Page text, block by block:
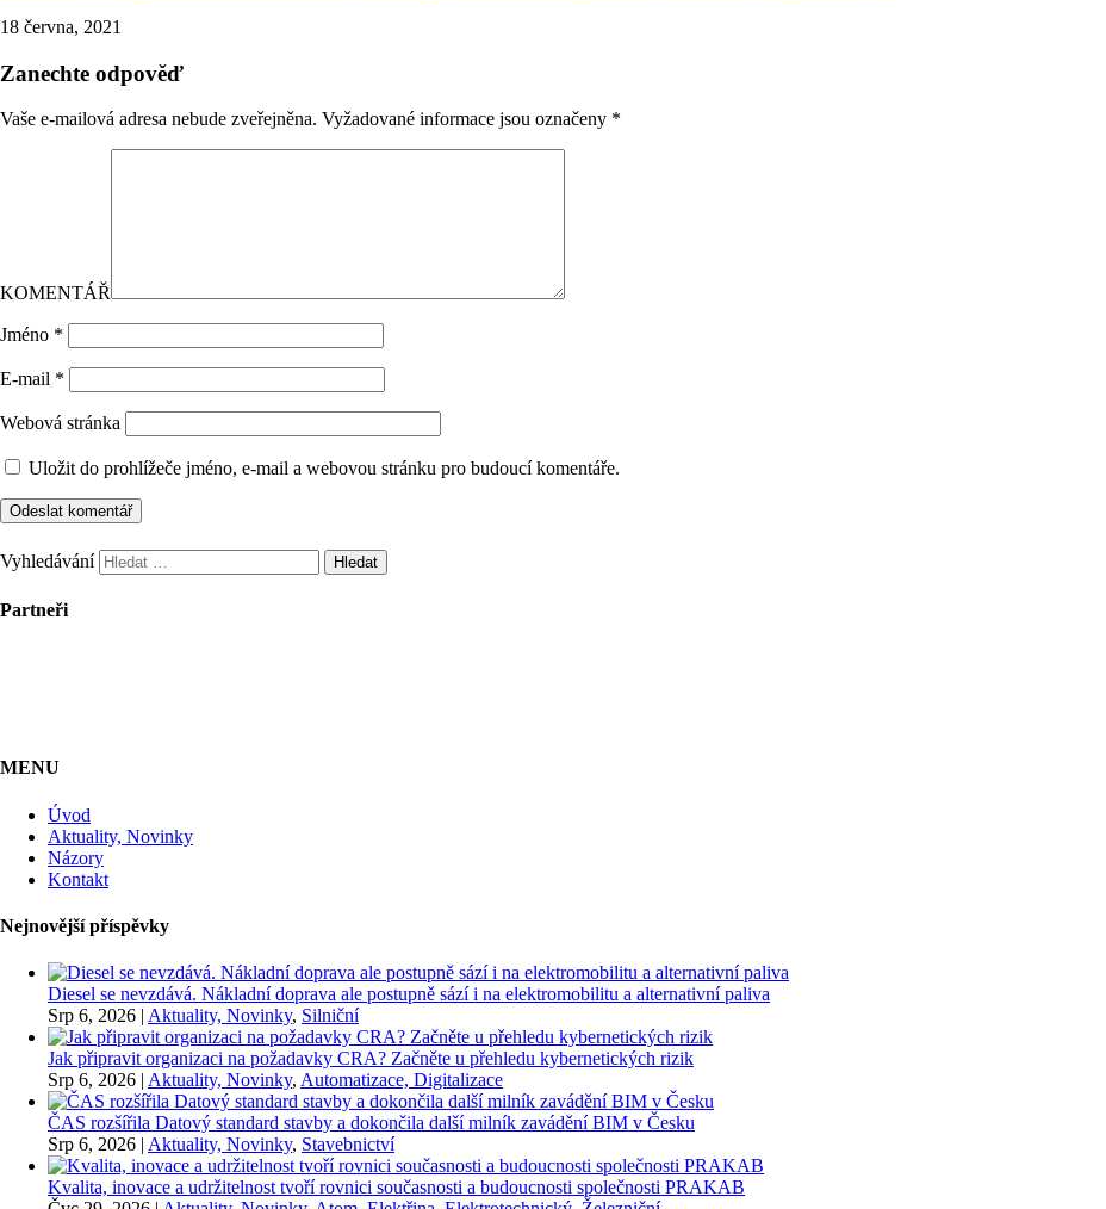
18 června, 2021
Zanechte odpověď
Vaše e-mailová adresa nebude zveřejněna. Vyžadované informace jsou označeny *
KOMENTÁŘ
Jméno *
E-mail *
Webová stránka
Uložit do prohlížeče jméno, e-mail a webovou stránku pro budoucí komentáře.
Vyhledávání
Partneři
MENU
Úvod
Aktuality, Novinky
Názory
Kontakt
Nejnovější příspěvky
Diesel se nevzdává. Nákladní doprava ale postupně sází i na elektromobilitu a alternativní paliva
Srp 6, 2026 | Aktuality, Novinky, Silniční
Jak připravit organizaci na požadavky CRA? Začněte u přehledu kybernetických rizik
Srp 6, 2026 | Aktuality, Novinky, Automatizace, Digitalizace
ČAS rozšířila Datový standard stavby a dokončila další milník zavádění BIM v Česku
Srp 6, 2026 | Aktuality, Novinky, Stavebnictví
Kvalita, inovace a udržitelnost tvoří rovnici současnosti a budoucnosti společnosti PRAKAB